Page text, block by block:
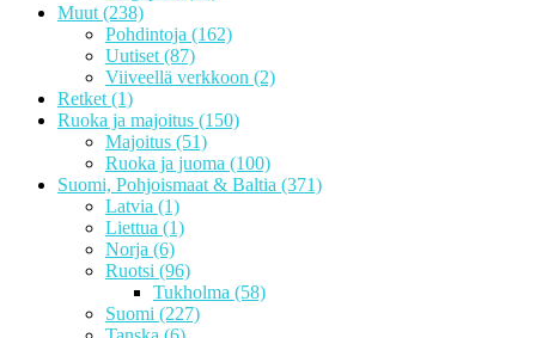
Muut (238)
Pohdintoja (162)
Uutiset (87)
Viiveellä verkkoon (2)
Retket (1)
Ruoka ja majoitus (150)
Majoitus (51)
Ruoka ja juoma (100)
Suomi, Pohjoismaat & Baltia (371)
Latvia (1)
Liettua (1)
Norja (6)
Ruotsi (96)
Tukholma (58)
Suomi (227)